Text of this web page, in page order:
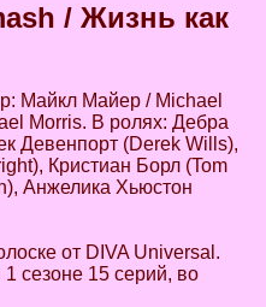
/ Жизнь как
Майкл Майер / Michael
Morris. В ролях: Дебра
Девенпорт (Derek Wills),
Кристиан Борл (Tom
Анжелика Хьюстон
от DIVA Universal.
сезоне 15 серий, во